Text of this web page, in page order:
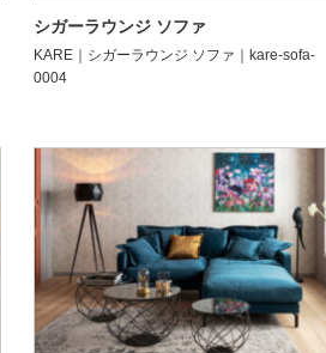
シガーラウンジ ソファ
KARE｜シガーラウンジ ソファ｜kare-sofa-
0004